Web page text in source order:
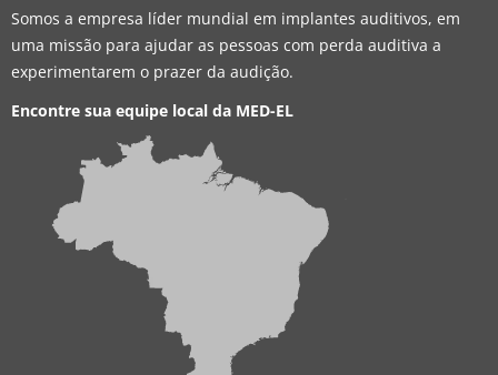
Somos a empresa líder mundial em implantes auditivos, em
uma missão para ajudar as pessoas com perda auditiva a
experimentarem o prazer da audição.
Encontre sua equipe local da MED-EL